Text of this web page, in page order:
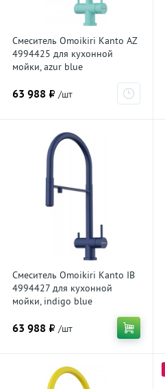
Смеситель Omoikiri Kanto AZ
4994425 для кухонной
мойки, azur blue
63 988 ₽ /шт
Смеситель Omoikiri Kanto IB
4994427 для кухонной
мойки, indigo blue
63 988 ₽ /шт